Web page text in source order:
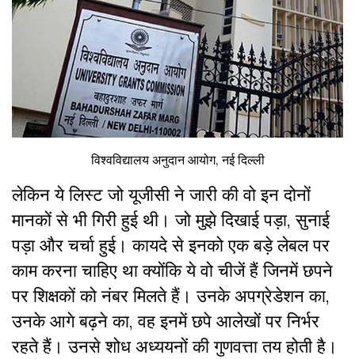
विश्वविद्यालय अनुदान आयोग, नई दिल्ली
लेकिन ये लिस्ट जो यूजीसी ने जारी की वो इन दोनों
मानकों से भी गिरी हुई थी। जो मुझे दिखाई पड़ा, सुनाई
पड़ा और चर्चा हुई। कायदे से इनको एक बड़े लेबल पर
काम करना चाहिए था क्योंकि ये वो चीजें हैं जिनमें छपने
पर शिक्षकों को नंबर मिलते हैं। उनके अपग्रेडेशन का,
उनके आगे बढ़ने का, वह इनमें छपे आलेखों पर निर्भर
रहते हैं। उनसे शोध अध्ययनों की गुणवत्ता तय होती है।